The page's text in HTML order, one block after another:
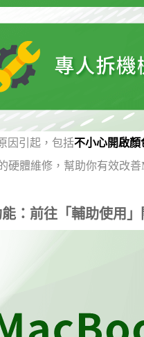
因引起，包括不小心開啟顏
硬體維修，幫助你有效改善
：前往「輔助使用